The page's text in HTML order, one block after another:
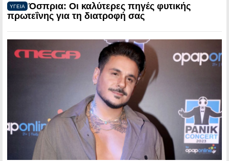
ΥΓΕΙΑ
Όσπρια: Οι καλύτερες πηγές φυτικής
πρωτεΐνης για τη διατροφή σας